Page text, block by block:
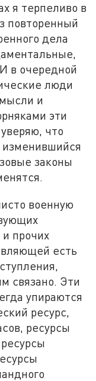
я терпеливо в
повторенный
дела
в очередной
люди
и
эти
что
изменившийся
законы
военную
прочих
есть
связано. Эти
упираются
ресурс,
ресурсы